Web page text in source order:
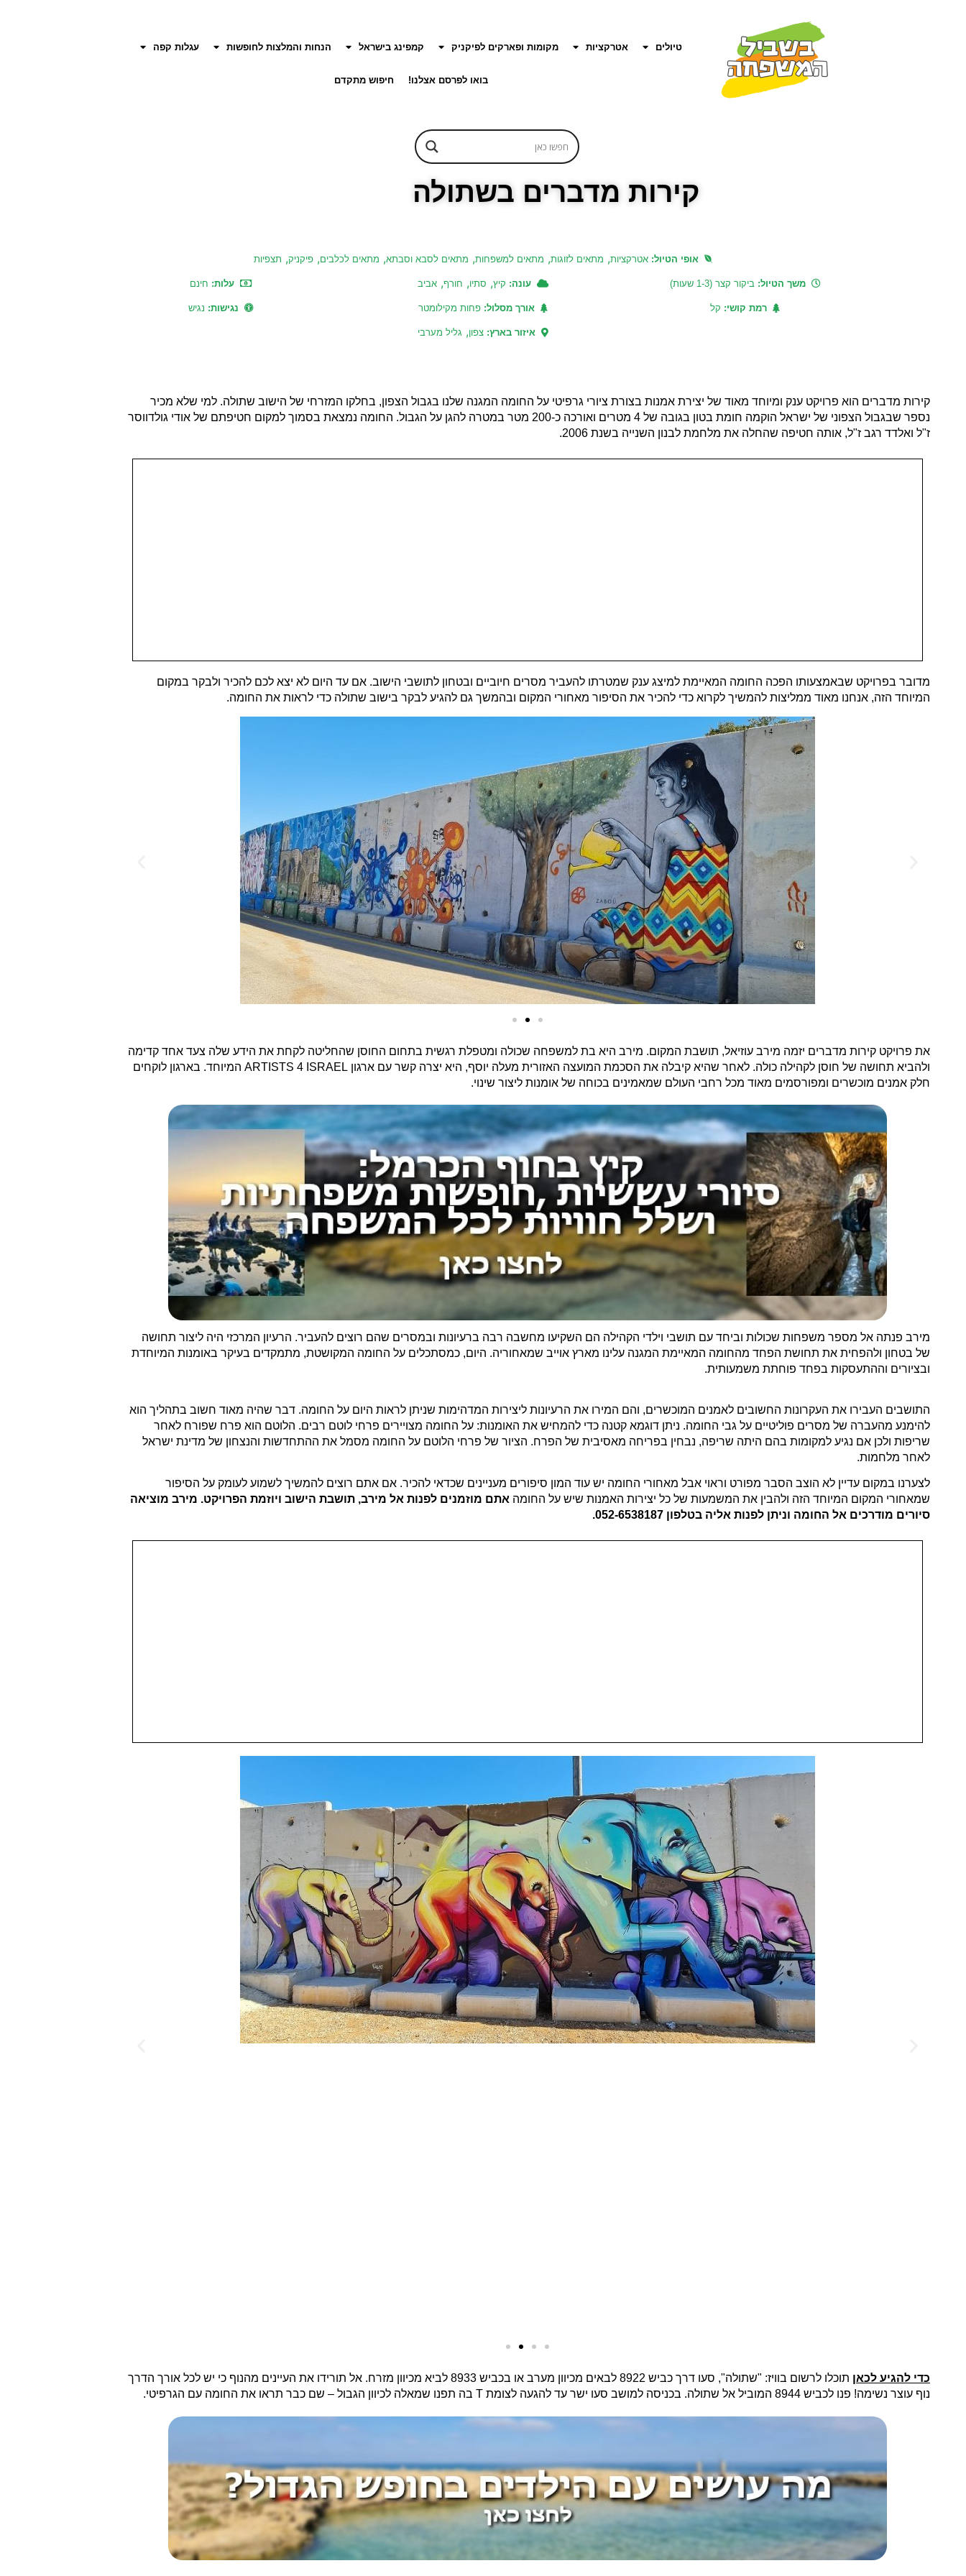
טיולים אטרקציות מקומות ופארקים לפיקניק קמפינג בישראל הנחות והמלצות לחופשות עגלות קפה
בואו לפרסם אצלנו! חיפוש מתקדם
קירות מדברים בשתולה
אופי הטיול: אטרקציות, מתאים לזוגות, מתאים למשפחות, מתאים לסבא וסבתא, מתאים לכלבים, פיקניק, תצפיות
משך הטיול:ביקור קצר (1-3 שעות) עונה: קיץ, סתיו, חורף, אביב עלות: חינם
רמת קושי: קל אורך מסלול: פחות מקילומטר נגישות: נגיש
איזור בארץ: צפון, גליל מערבי
קירות מדברים הוא פרויקט ענק ומיוחד מאוד של יצירת אמנות בצורת ציורי גרפיטי על החומה המגנה שלנו בגבול הצפון, בחלקו המזרחי של הישוב שתולה. למי שלא מכיר
נספר שבגבול הצפוני של ישראל הוקמה חומת בטון בגובה של 4 מטרים ואורכה כ-200 מטר במטרה להגן על הגבול. החומה
נמצאת בסמוך למקום חטיפתם של אודי גולדווסר
ז"ל ואלדד רגב ז"ל, אותה חטיפה שהחלה את מלחמת לבנון השנייה בשנת 2006.
מדובר בפרויקט שבאמצעותו הפכה החומה המאיימת למיצג ענק שמטרתו להעביר מסרים חיוביים ובטחון לתושבי הישוב. אם עד היום לא יצא לכם להכיר ולבקר במקום
המיוחד הזה, אנחנו מאוד ממליצות להמשיך לקרוא כדי להכיר את הסיפור מאחורי המקום ובהמשך גם להגיע לבקר בישוב שתולה כדי לראות את החומה.
את פרויקט קירות מדברים יזמה מירב עוזיאל, תושבת המקום. מירב היא בת למשפחה שכולה ומטפלת רגשית בתחום החוסן שהחליטה לקחת את הידע שלה צעד אחד קדימה
ולהביא תחושה של חוסן לקהילה כולה. לאחר שהיא קיבלה את הסכמת המועצה האזורית מעלה יוסף, היא יצרה קשר עם ארגון
ARTISTS 4 ISRAEL המיוחד. בארגון לוקחים
חלק אמנים מוכשרים ומפורסמים מאוד מכל רחבי העולם שמאמינים בכוחה של אומנות ליצור שינוי.
מירב פנתה אל מספר משפחות שכולות וביחד עם תושבי וילדי הקהילה הם השקיעו מחשבה רבה ברעיונות ובמסרים שהם רוצים להעביר. הרעיון המרכזי היה ליצור תחושה
של בטחון ולהפחית את תחושת הפחד מהחומה המאיימת המגנה עלינו מארץ אוייב שמאחוריה. היום, כמסתכלים על החומה המקושטת, מתמקדים בעיקר באומנות המיוחדת
ובציורים וההתעסקות בפחד פוחתת משמעותית.
התושבים העבירו את העקרונות החשובים לאמנים המוכשרים, והם המירו את הרעיונות ליצירות המדהימות שניתן לראות היום על החומה. דבר שהיה מאוד חשוב בתהליך הוא
להימנע מהעברה של מסרים פוליטיים על גבי החומה. ניתן דוגמא קטנה כדי להמחיש את האומנות: על החומה מצויירים פרחי לוטם רבים. הלוטם הוא פרח שפורח לאחר
שריפות ולכן אם נגיע למקומות בהם היתה שריפה, נבחין בפריחה מאסיבית של הפרח. הציור של פרחי הלוטם על החומה מסמל את ההתחדשות והנצחון של מדינת ישראל
לאחר מלחמות.
לצערנו במקום עדיין לא הוצב הסבר מפורט וראוי אבל מאחורי החומה יש עוד המון סיפורים מעניינים שכדאי להכיר. אם אתם רוצים להמשיך לשמוע לעומק על הסיפור
שמאחורי המקום המיוחד הזה ולהבין את המשמעות של כל יצירות האמנות שיש על החומה אתם מוזמנים לפנות אל מירב, תושבת הישוב ויוזמת הפרויקט. מירב מוציאה
סיורים מודרכים אל החומה וניתן לפנות אליה בטלפון 052-6538187.
כדי להגיע לכאן
תוכלו לרשום בוויז: "שתולה", סעו דרך כביש 8922 לבאים מכיוון מערב או בכביש 8933 לביא מכיוון מזרח. אל תורידו את העיינים מהנוף כי יש לכל אורך הדרך
נוף עוצר נשימה! פנו לכביש 8944 המוביל אל שתולה. בכניסה למושב סעו ישר עד להגעה לצומת T בה תפנו שמאלה לכיוון הגבול – שם כבר תראו את החומה עם הגרפיטי.